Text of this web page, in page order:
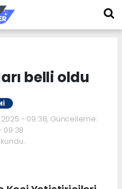
belli oldu
- 09:38, Güncelleme:
09:38